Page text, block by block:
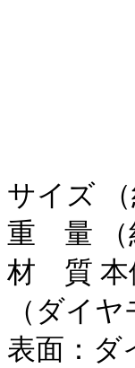
サイズ （
重 量 （
材 質 本
（ダイ
表面：